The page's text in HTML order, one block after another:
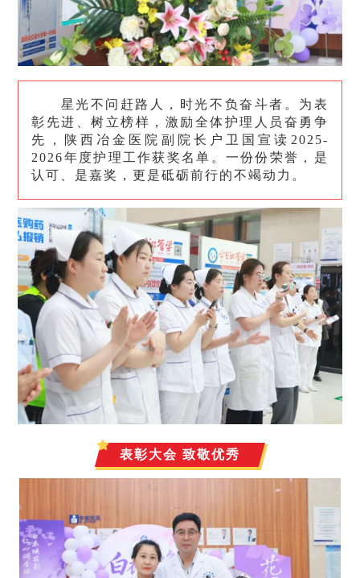
星光不问赶路人，时光不负奋斗者。为表
彰先进、树立榜样，激励全体护理人员奋勇争
先，陕西冶金医院副院长户卫国宣读2025-
2026年度护理工作获奖名单。一份份荣誉，是
认可、是嘉奖，更是砥砺前行的不竭动力。
表彰大会 致敬优秀